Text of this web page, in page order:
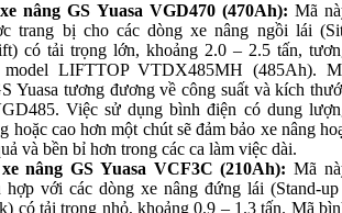
nâng GS Yuasa VGD470 (470Ah): Mã
trang bị cho các dòng xe nâng ngồi lái
có tải trọng lớn, khoảng 2.0 – 2.5 tấn,
LIFTTOP VTDX485MH (485Ah).
Yuasa tương đương về công suất và kích
Việc sử dụng bình điện có dung
hoặc cao hơn một chút sẽ đảm bảo xe nâng
và bền bỉ hơn trong các ca làm việc dài.
nâng GS Yuasa VCF3C (210Ah): Mã
hợp với các dòng xe nâng đứng lái (Stand-
có tải trọng nhỏ, khoảng 0.9 – 1.3 tấn. Mã